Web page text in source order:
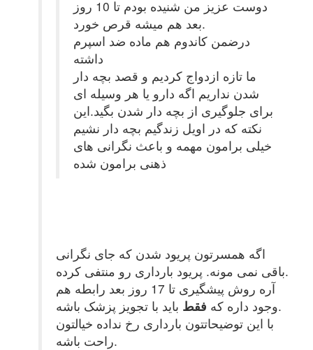
دوست عزیز من شنیده بودم تا 10 روز
بعد هم میشه قرص خورد.
درضمن کاندوم هم ماده ضد اسپرم
داشته
ما تازه ازدواج کردیم و قصد بچه دار
شدن نداریم اگه دارو یا هر وسیله ای
برای جلوگیری از بچه دار شدن بگید.این
نکته که در اویل زندگیم بچه دار نشیم
خیلی برامون مهمه و باعث نگرانی های
ذهنی برامون شده
اگه همسرتون پریود شدن که جای نگرانی
باقی نمی مونه. پریود بارداری رو منتفی کرده.
آره روش پیشگیری تا 17 روز بعد رابطه هم
وجود داره که فقط
باید با تجویز پزشک باشه.
با این توضیحاتتون بارداری رخ نداده خیالتون
راحت باشه.